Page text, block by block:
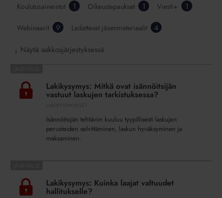
Koulutusaineistot 1 Oikeustapaukset 1 Viesti+ 1
Webinaarit 9 Ladattavat jäsenmateriaalit 4
↓ Näytä aakkosjärjestyksessä
Mitkä
ovat
tarkistuksessa?
Lakikysymys: Mitkä ovat isännöitsijän
vastuut laskujen tarkistuksessa?
Isännöitsijän tehtäviin kuuluu tyypillisesti laskujen
perusteiden selvittäminen, laskun hyväksyminen ja
maksaminen.
Kuinka
laajat
Lakikysymys: Kuinka laajat valtuudet
hallitukselle?